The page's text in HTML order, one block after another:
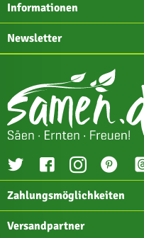
Informationen
Newsletter
Zahlungsmöglichkeiten
Versandpartner